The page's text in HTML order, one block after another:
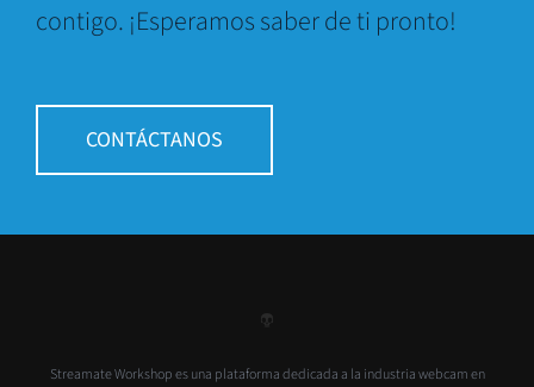
contigo. ¡Esperamos saber de ti pronto!
CONTÁCTANOS
Streamate Workshop es una plataforma dedicada a la industria webcam en